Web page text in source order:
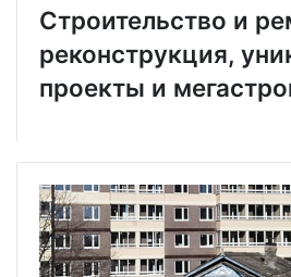
Строительство и
реконструкция,
проекты и